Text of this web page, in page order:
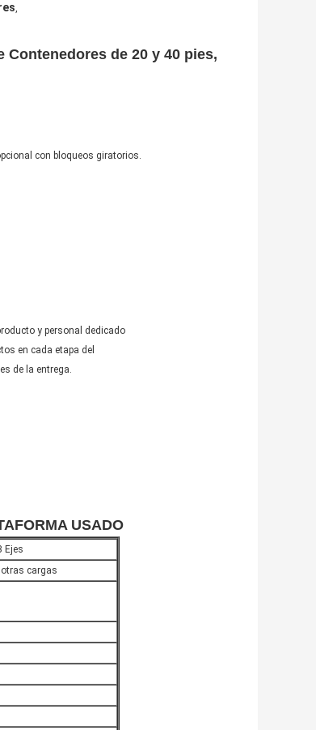
,
de 20 y 40 pies,
con bloqueos giratorios.
y personal dedicado
en cada etapa del
de la entrega.
USADO
Ejes
cargas